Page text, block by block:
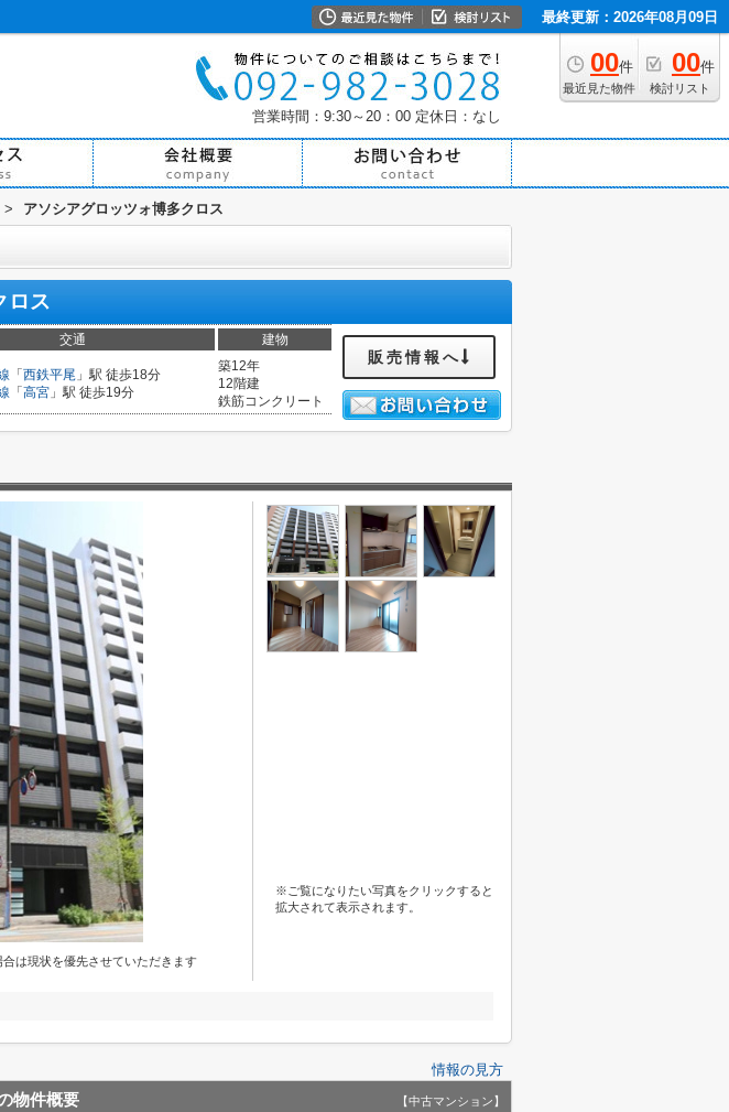
最終更新：2026年08月09日
00件
最近見た物件
00件
検討リスト
営業時間：9:30～20：00 定休日：なし
> アソシアグロッツォ博多クロス
ロス
交通 建物
「 西鉄平尾 」駅 徒歩18分
「 高宮 」駅 徒歩19分
築12年
12階建
鉄筋コンクリート
販売情報へ
は現状を優先させていただきます
※ご覧になりたい写真をクリックすると
拡大されて表示されます。
情報の見方
物件概要 【中古マンション】